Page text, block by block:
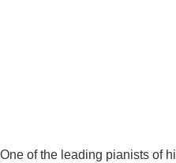
One of the leading pianists of